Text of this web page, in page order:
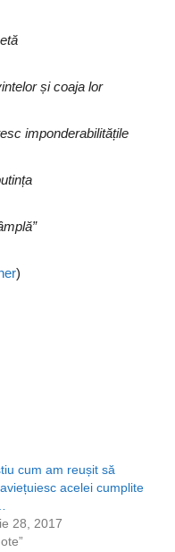
și coaja lor
imponderabilitățile
)
cum am reușit să
acelei cumplite
28, 2017